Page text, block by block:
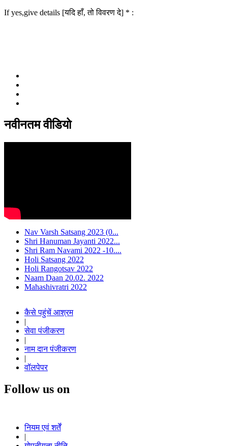
If yes,give details [यदि हाँ, तो विवरण दे] * :
नवीनतम वीडियो
Nav Varsh Satsang 2023 (0...
Shri Hanuman Jayanti 2022...
Shri Ram Navami 2022 -10....
Holi Satsang 2022
Holi Rangotsav 2022
Naam Daan 20.02. 2022
Mahashivratri 2022
कैसे पहुंचें आश्रम
|
सेवा पंजीकरण
|
नाम दान पंजीकरण
|
वॉलपेपर
Follow us on
नियम एवं शर्तें
|